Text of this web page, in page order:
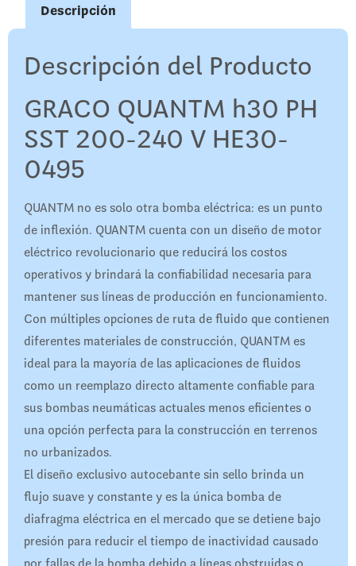
Descripción
Descripción del Producto
GRACO QUANTM h30 PH
SST 200-240 V HE30-
0495
QUANTM no es solo otra bomba eléctrica: es un punto
de inflexión. QUANTM cuenta con un diseño de motor
eléctrico revolucionario que reducirá los costos
operativos y brindará la confiabilidad necesaria para
mantener sus líneas de producción en funcionamiento.
Con múltiples opciones de ruta de fluido que contienen
diferentes materiales de construcción, QUANTM es
ideal para la mayoría de las aplicaciones de fluidos
como un reemplazo directo altamente confiable para
sus bombas neumáticas actuales menos eficientes o
una opción perfecta para la construcción en terrenos
no urbanizados.
El diseño exclusivo autocebante sin sello brinda un
flujo suave y constante y es la única bomba de
diafragma eléctrica en el mercado que se detiene bajo
presión para reducir el tiempo de inactividad causado